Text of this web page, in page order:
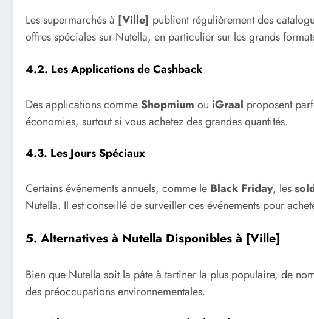
Les supermarchés à [Ville] publient régulièrement des
offres spéciales sur Nutella, en particulier sur les grands
4.2. Les Applications de Cashback
Des applications commeShopmium ou iGraal proposent
économies, surtout si vous achetez des grandes quantités.
4.3. Les Jours Spéciaux
Certains événements annuels, comme le Black Friday, les
Nutella. Il est conseillé de surveiller ces événements pour
5. Alternatives à Nutella Disponibles à [Ville]
Bien que Nutella soit la pâte à tartiner la plus populaire, de
des préoccupations environnementales.